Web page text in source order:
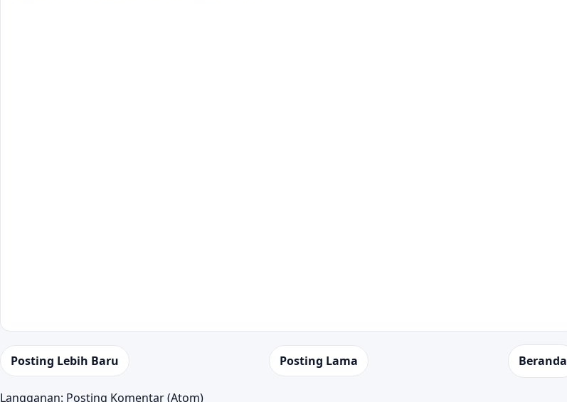
Posting Lebih Baru Posting Lama Beranda
Langganan: Posting Komentar (Atom)